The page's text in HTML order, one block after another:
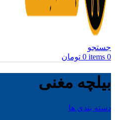
جستجو
0
items
0 تومان
بیلچه مغنی
دسته بندی ها